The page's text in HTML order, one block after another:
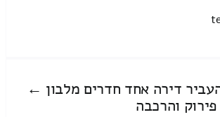
דירה אחד חדרים מלבון ←
והרכבה